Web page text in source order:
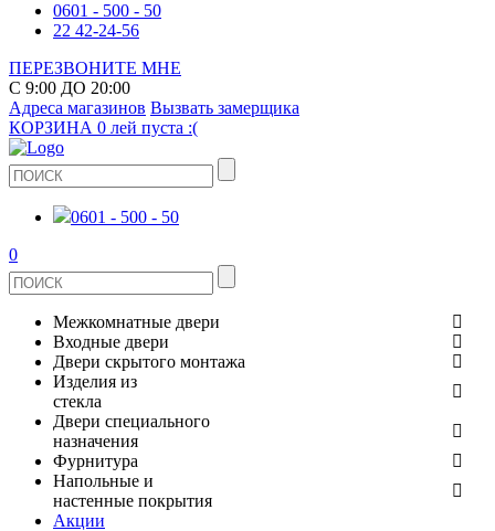
0601 - 500 - 50
22 42-24-56
ПЕРЕЗВОНИТЕ МНЕ
С 9:00 ДО 20:00
Адреса магазинов Вызвать замерщика
КОРЗИНА 0 лей пуста :(
0601 - 500 - 50
0
Межкомнатные двери
ШПОНИРОВАНЫЕ
ЭКОШПОН
ЭМАЛЬ
ИЗ МАССИВА СОСНЫ
Входные двери
МЕТАЛЛИЧЕСКИЕ ДВЕРИ
В КВАРТИРУ
ДЛЯ ДОМА
Двери скрытого монтажа
СТЕКЛЯННЫЕ
ЗЕРКАЛЬНЫЕ
КЕРАМОГРАНИТ
Изделия из
стекла
ДВЕРИ
ДУШЕВЫЕ КАБИНЫ И ПЕРЕГОРОДКИ
Двери специального
назначения
ПРОТИВОПОЖАРНЫЕ
Фурнитура
ДВЕРНЫЕ РУЧКИ
Напольные и
настенные покрытия
Акции